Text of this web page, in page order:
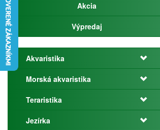
Akcia
Výpredaj
Akvaristika
Morská akvaristika
Teraristika
Jezírka